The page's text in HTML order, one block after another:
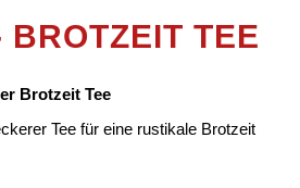
TEE
Brotzeit Tee
Tee für eine rustikale Brotzeit